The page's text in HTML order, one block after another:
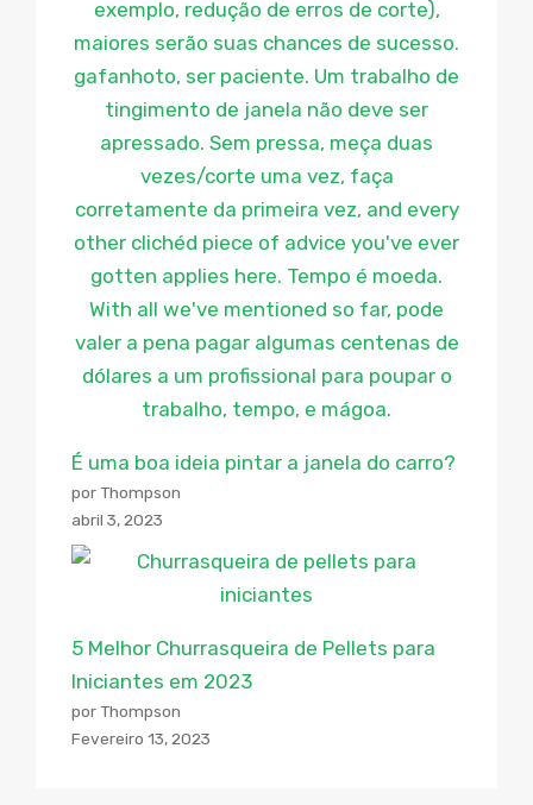
É uma boa ideia pintar a janela do carro?
por Thompson
abril 3, 2023
5 Melhor Churrasqueira de Pellets para
Iniciantes em 2023
por Thompson
Fevereiro 13, 2023